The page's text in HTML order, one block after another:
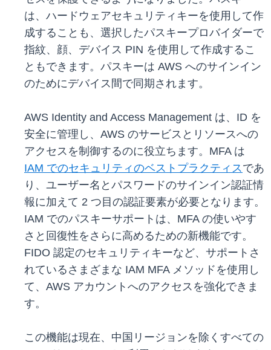
は、ハードウェアセキュリティキーを使用して作
成することも、選択したパスキープロバイダーで
指紋、顔、デバイス PIN を使用して作成するこ
ともできます。パスキーは AWS へのサインイン
のためにデバイス間で同期されます。
AWS Identity and Access Management は、ID を
安全に管理し、AWS のサービスとリソースへの
アクセスを制御するのに役立ちます。MFA は
IAM でのセキュリティのベストプラクティスであ
り、ユーザー名とパスワードのサインイン認証情
報に加えて 2 つ目の認証要素が必要となります。
IAM でのパスキーサポートは、MFA の使いやす
さと回復性をさらに高めるための新機能です。
FIDO 認定のセキュリティキーなど、サポートさ
れているさまざまな IAM MFA メソッドを使用し
て、AWS アカウントへのアクセスを強化できま
す。
この機能は現在、中国リージョンを除くすべての